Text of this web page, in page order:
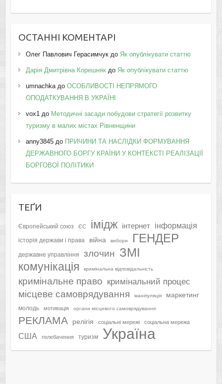
ОСТАННІ КОМЕНТАРІ
Олег Павлович Герасимчукдо Як опублікувати статтю
Дарія Дмитрівна Корешнякдо Як опублікувати статтю
umnachkaдо ОСОБЛИВОСТІ НЕПРЯМОГО
ОПОДАТКУВАННЯ В УКРАЇНІ
vox1до Методичні засади побудови стратегії розвитку
туризму в малих містах Рівненщини
anny3845до ПРИЧИНИ ТА НАСЛІДКИ ФОРМУВАННЯ
ДЕРЖАВНОГО БОРГУ КРАЇНИ У КОНТЕКСТІ РЕАЛІЗАЦІЇ
БОРГОВОЇ ПОЛІТИКИ
ТЕҐИ
Європейський союз ЄС імідж інтернет інформація
історія держави і права війна вибори ГЕНДЕР
державне управління злочин ЗМІ
комунікація кримінальна відповідальність
кримінальне право кримінальний процес
місцеве самоврядування маніпуляція маркетинг
молодь мотивація органи місцевого самоврядування
РЕКЛАМА релігія соціальні мережі соціальна мережа
США телебачення туризм Україна